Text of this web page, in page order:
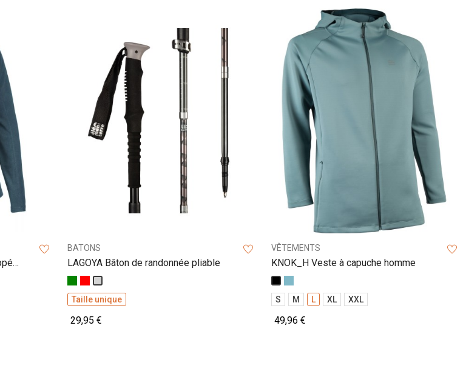
BATONS
LAGOYA Bâton de randonnée pliable
Rouge
Gris
Taille unique
29,95 €
VÊTEMENTS
KNOK_H Veste à capuche homme
de
gris
S M L XL XXL
49,96 €
10% de réduction